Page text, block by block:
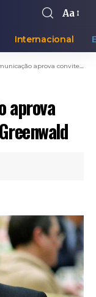
Aa
Internacional
convite para ouvir Glenn Greenwald
aprova